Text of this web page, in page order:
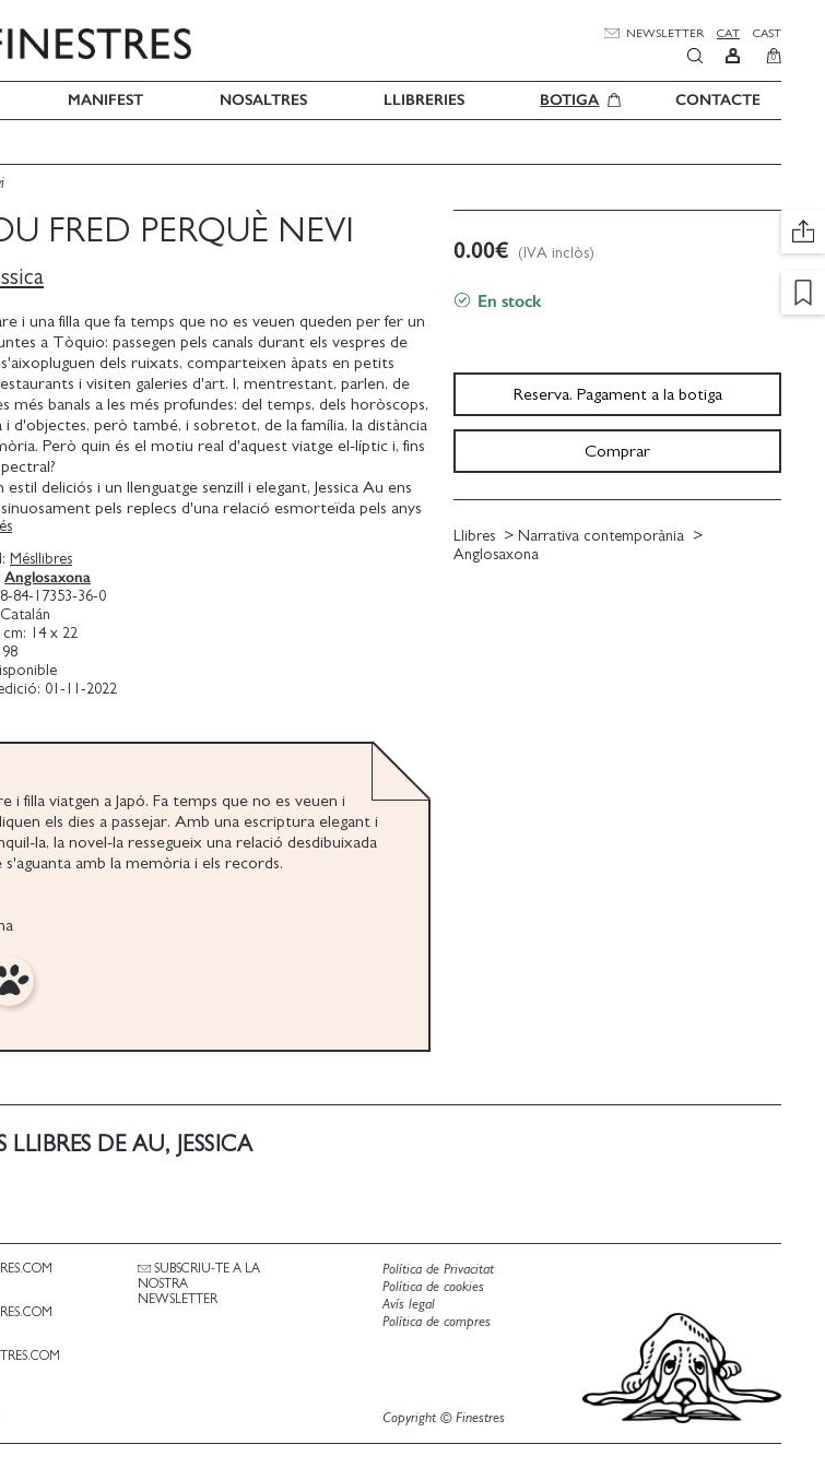
NEWSLETTER CAT CAST
0
MANIFEST NOSALTRES LLIBRERIES BOTIGA CONTACTE
FRED PERQUÈ NEVI
i una filla que fa temps que no es veuen queden per fer un
a Tòquio: passegen pels canals durant els vespres de
dels ruixats, comparteixen àpats en petits
i visiten galeries d'art. I, mentrestant, parlen, de
més banals a les més profundes: del temps, dels horòscops,
i d'objectes, però també, i sobretot, de la família, la distància
Però quin és el motiu real d'aquest viatge el-líptic i, fins
estil deliciós i un llenguatge senzill i elegant, Jessica Au ens
sinuosament pels replecs d'una relació esmorteïda pels anys
temples, els jardins i els museus, ressona una pregunta:
tenim a accedir al món interior de l'altre.
guanyadora del Novel Prize 2020.
Mésllibres
Anglosaxona
84-17353-36-0
Catalán
cm: 14 x 22
98
01-11-2022
i filla viatgen a Japó. Fa temps que no es veuen i
els dies a passejar. Amb una escriptura elegant i
la, la novel-la ressegueix una relació desdibuixada
s'aguanta amb la memòria i els records.
0.00€ (IVA inclòs)
En stock
Reserva. Pagament a la botiga
Comprar
Llibres
Narrativa contemporània
Anglosaxona
LLIBRES DE AU, JESSICA
SUBSCRIU-TE A LA
NOSTRA
NEWSLETTER
Política de Privacitat
Política de cookies
Avís legal
Política de compres
Copyright © Finestres